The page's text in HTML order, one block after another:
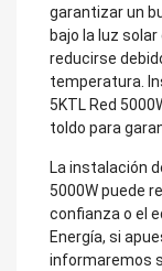
garantizar un
bajo la luz
reducirse
temperatura.
5KTL Red
toldo para
La instalación
5000W puede
confianza o el
Energía, si
informaremos